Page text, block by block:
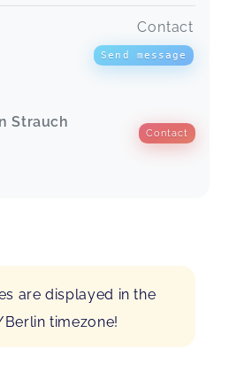
Contact
Send message
Strauch
Contact
are displayed in the
timezone!